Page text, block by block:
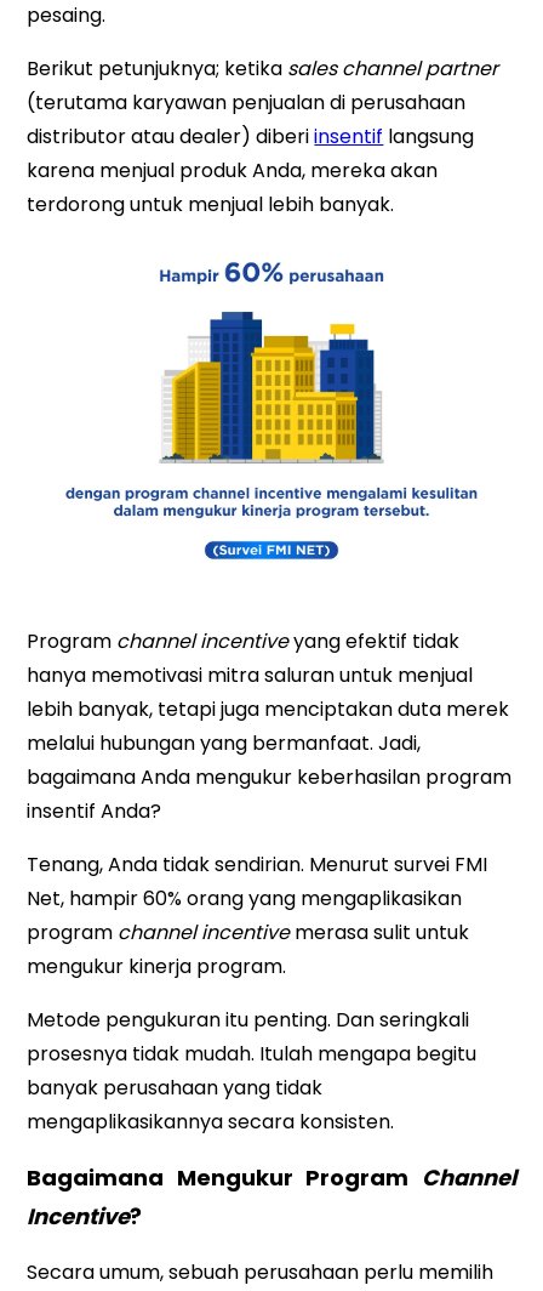
pesaing.
Berikut petunjuknya; ketika sales channel partner
(terutama karyawan penjualan di perusahaan
distributor atau dealer) diberiinsentif langsung
karena menjual produk Anda, mereka akan
terdorong untuk menjual lebih banyak.
Program channel incentiveyang efektif tidak
hanya memotivasi mitra saluran untuk menjual
lebih banyak, tetapi juga menciptakan duta merek
melalui hubungan yang bermanfaat. Jadi,
bagaimana Anda mengukur keberhasilan program
insentif Anda?
Tenang, Anda tidak sendirian. Menurut survei FMI
Net, hampir 60% orang yang mengaplikasikan
program channel incentivemerasa sulit untuk
mengukur kinerja program.
Metode pengukuran itu penting. Dan seringkali
prosesnya tidak mudah. Itulah mengapa begitu
banyak perusahaan yang tidak
mengaplikasikannya secara konsisten.
Bagaimana Mengukur Program Channel
Incentive?
Secara umum, sebuah perusahaan perlu memilih